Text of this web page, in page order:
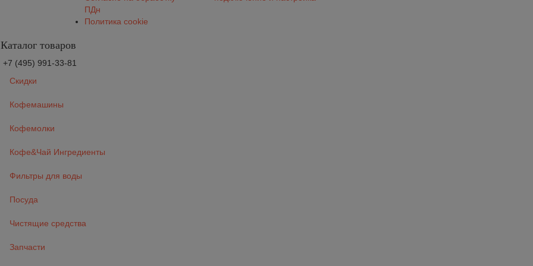
ПДн
Политика cookie
Каталог товаров
+7 (495) 991-33-81
Скидки
Кофемашины
Кофемолки
Кофе&Чай Ингредиенты
Фильтры для воды
Посуда
Чистящие средства
Запчасти